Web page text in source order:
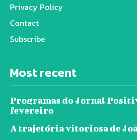
Privacy Policy
Contact
Subscribe
Most recent
Programas do Jornal
fevereiro
A trajetória vitoriosa de